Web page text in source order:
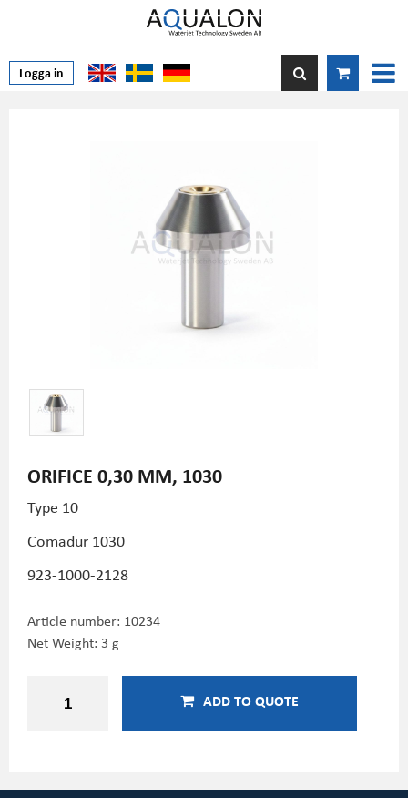
Logga in
ORIFICE 0,30 MM, 1030
Type 10
Comadur 1030
923-1000-2128
Article number: 10234
Net Weight: 3 g
ADD TO QUOTE